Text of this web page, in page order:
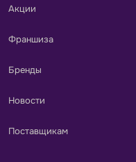
Акции
Франшиза
Бренды
Новости
Поставщикам